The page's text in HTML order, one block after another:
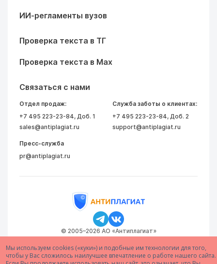
Мы используем cookies («куки») и подобные им технологии для того,
чтобы у Вас сложилось наилучшее впечатление о работе нашего сайта.
ИИ-регламенты вузов
Проверка текста в ТГ
Проверка текста в Max
Связаться с нами
Отдел продаж:
+7 495 223-23-84, Доб. 1
sales@antiplagiat.ru
Служба заботы о клиентах:
+7 495 223-23-84, Доб. 2
support@antiplagiat.ru
Пресс-служба
pr@antiplagiat.ru
© 2005–2026 АО «Антиплагиат»